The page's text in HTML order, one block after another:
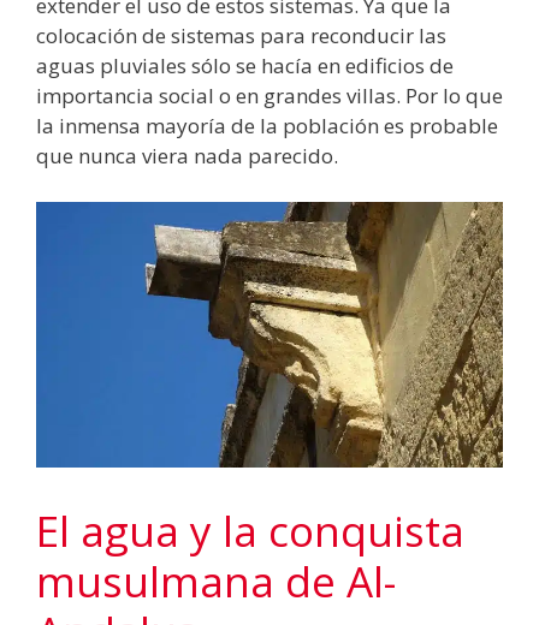
extender el uso de estos sistemas. Ya que la
colocación de sistemas para reconducir las
aguas pluviales sólo se hacía en edificios de
importancia social o en grandes villas. Por lo que
la inmensa mayoría de la población es probable
que nunca viera nada parecido.
El agua y la conquista
musulmana de Al-